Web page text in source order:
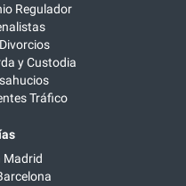
Regulador
y Custodia
Tráfico
Madrid